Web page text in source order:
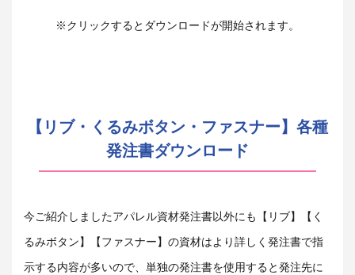
※クリックするとダウンロードが開始されます。
【リブ・くるみボタン・ファスナー】各種
発注書ダウンロード
今ご紹介しましたアパレル資材発注書以外にも【リブ】【く
るみボタン】【ファスナー】の資材はより詳しく発注書で指
示する内容が多いので、単独の発注書を使用すると発注先に